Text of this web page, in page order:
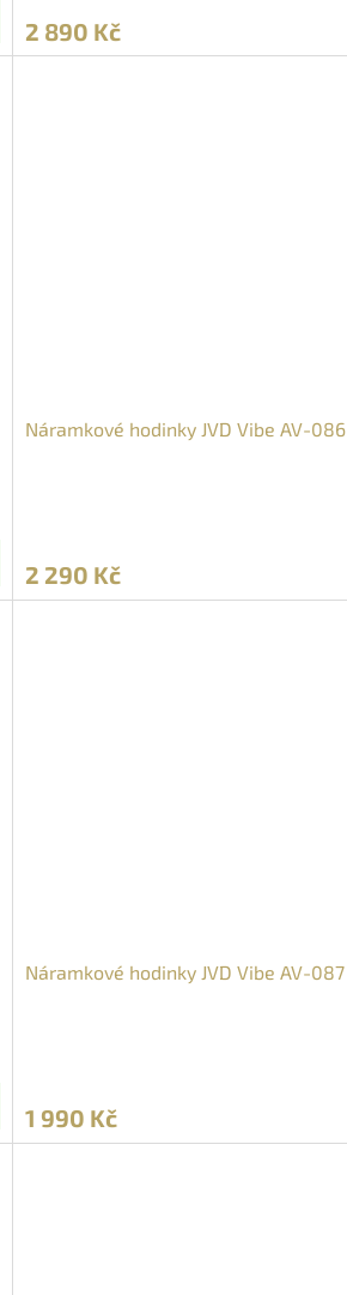
2 890 Kč
Náramkové hodinky JVD Vibe AV-086
2 290 Kč
Náramkové hodinky JVD Vibe AV-087
1 990 Kč